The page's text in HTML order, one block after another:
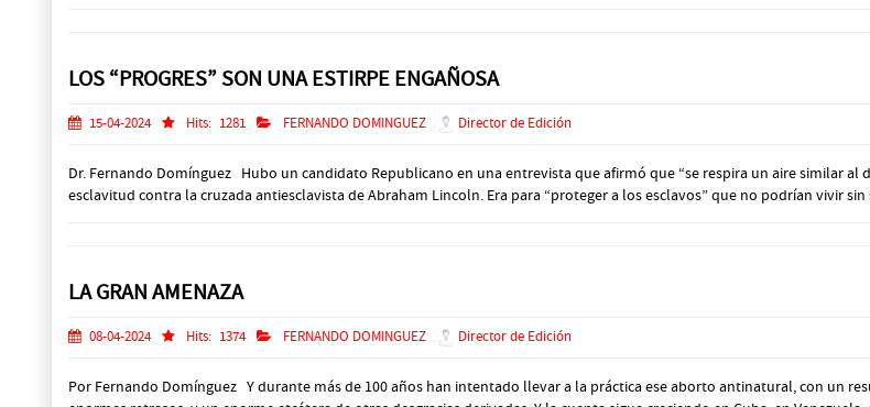
LOS “PROGRES” SON UNA ESTIRPE ENGAÑOSA
15-04-2024 Hits: 1281 FERNANDO DOMINGUEZ Director de Edición
Dr. Fernando Domínguez Hubo un candidato Republicano en una entrevista que afirmó que “se respira un aire similar al
esclavitud contra la cruzada antiesclavista de Abraham Lincoln. Era para “proteger a los esclavos” que no podrían vivir sin
LA GRAN AMENAZA
08-04-2024 Hits: 1374 FERNANDO DOMINGUEZ Director de Edición
Por Fernando Domínguez Y durante más de 100 años han intentado llevar a la práctica ese aborto antinatural, con un